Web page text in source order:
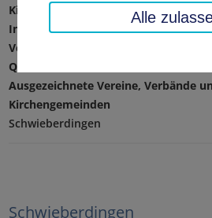
Kinder & Jugendliche
Informationen für Ehrenamtliche in
Verbänden
Qualitätsmerkmal Kinderschutz
Ausgezeichnete Vereine, Verbände
Kirchengemeinden
Schwieberdingen
Schwieberdingen
Alle